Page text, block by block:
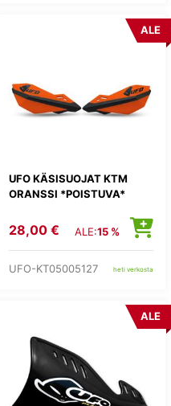
UFO KÄSISUOJAT KTM
ORANSSI *POISTUVA*
ALE
28,00 € ALE:15 %
UFO-KT05005127 heti verkosta
ALE